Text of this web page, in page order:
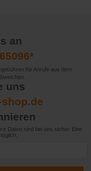
an
für Anrufe aus dem
uns
Daten sind bei uns sicher. Eine